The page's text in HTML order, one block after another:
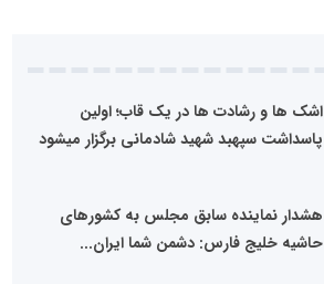
اشک ها و رشادت ها در یک قاب؛ اولین
پاسداشت سپهبد شهید شادمانی برگزار میشود
هشدار نماینده سابق مجلس به کشورهای
حاشیه خلیج فارس: دشمن شما ایران...